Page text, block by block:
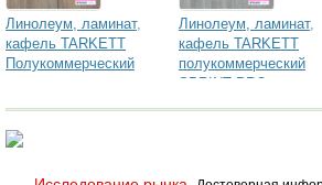
Линолеум, ламинат,
кафель TARKETT
Полукоммерческий
Линолеум, ламинат,
кафель TARKETT
полукоммерческий
SPRINT PRO